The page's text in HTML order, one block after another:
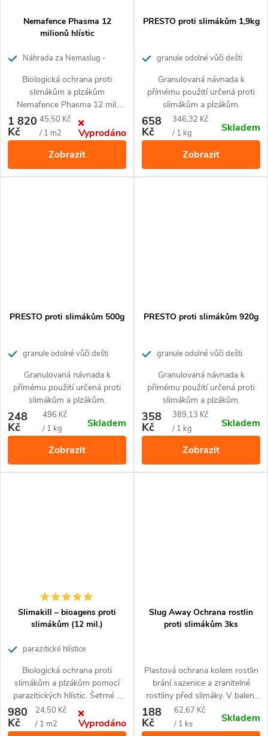
přirozené nepřátele slimáků a
živočichům i vůči půdě
po dobu 6 týdnů. Vystačí na
100 m² plochy.
Nemafence Phasma 12
milionů hlístic
Náhrada za Nemaslug -
Biologická ochrana proti
slimákům a plzákům
Nemafence Phasma 12 mil.
představuje přírodní cestu pro
ochranu vaší zahrady před
nenechavými plži. Přípravek
obsahuje dvanáct miliónů
parazitických hlístic
Phasmarhabditis californica,
1 820
Kč
Měrná
cena:
45,50 Kč
/ 1 m2
Vyprodáno
Zobrazit
PRESTO proti slimákům 1,9kg
granule odolné vůči dešti
Granulovaná návnada k
přímému použití určená proti
slimákům a plzákům.
658
Kč
Měrná
cena:
346,32 Kč
/ 1 kg
Skladem
Zobrazit
PRESTO proti slimákům 500g
granule odolné vůči dešti
Granulovaná návnada k
přímému použití určená proti
slimákům a plzákům.
248
Kč
Měrná
cena:
496 Kč
/ 1 kg
Skladem
Zobrazit
PRESTO proti slimákům 920g
granule odolné vůči dešti
Granulovaná návnada k
přímému použití určená proti
slimákům a plzákům.
358
Kč
Měrná
cena:
389,13 Kč
/ 1 kg
Skladem
Zobrazit
Slimakill – bioagens proti
slimákům (12 mil.)
parazitické hlístice
Biologická ochrana proti
slimákům a plzákům pomocí
parazitických hlístic. Šetrné k
přírodě, účinné v půdě.
980
Kč
Měrná
cena:
24,50 Kč
/ 1 m2
Vyprodáno
Slug Away Ochrana rostlin
proti slimákům 3ks
Plastová ochrana kolem rostlin
brání sazenice a zranitelné
rostliny před slimáky. V balení
jsou 3 kusy.
188
Kč
Měrná
cena:
62,67 Kč
/ 1 ks
Skladem